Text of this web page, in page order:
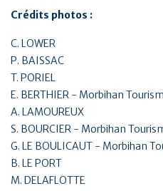
Crédits photos :
C. LOWER
P. BAISSAC
T. PORIEL
E. BERTHIER - Morbihan
A. LAMOUREUX
S. BOURCIER - Morbihan
G. LE BOULICAUT - Morbihan
B. LE PORT
M. DELAFLOTTE